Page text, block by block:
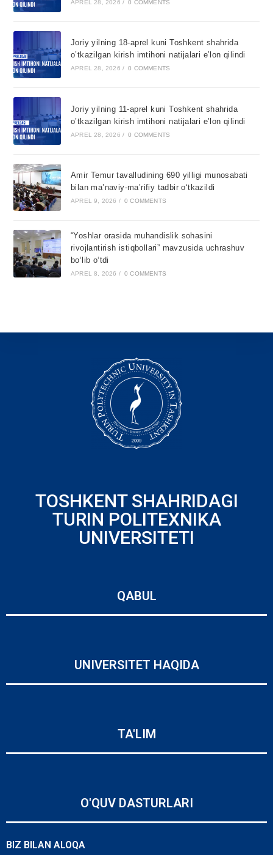
APREL 28, 2026 / 0 COMMENTS
Joriy yilning 18-aprel kuni Toshkent shahrida
o’tkazilgan kirish imtihoni natijalari e’lon qilindi
APREL 28, 2026 / 0 COMMENTS
Joriy yilning 11-aprel kuni Toshkent shahrida
o’tkazilgan kirish imtihoni natijalari e’lon qilindi
APREL 28, 2026 / 0 COMMENTS
Amir Temur tavalludining 690 yilligi munosabati
bilan ma’naviy-ma’rifiy tadbir o‘tkazildi
APREL 9, 2026 / 0 COMMENTS
“Yoshlar orasida muhandislik sohasini
rivojlantirish istiqbollari” mavzusida uchrashuv
bo‘lib o‘tdi
APREL 8, 2026 / 0 COMMENTS
TOSHKENT SHAHRIDAGI
TURIN POLITEXNIKA
UNIVERSITETI
QABUL
UNIVERSITET HAQIDA
TA'LIM
O'QUV DASTURLARI
BIZ BILAN ALOQA